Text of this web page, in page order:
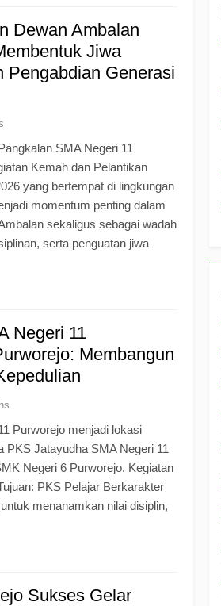
Dewan Ambalan
Jiwa
Pengabdian Generasi
SMA Negeri 11
Kemah dan Pelantikan
yang bertempat di lingkungan
momentum penting dalam
sekaligus sebagai wadah
serta penguatan jiwa
Negeri 11
Membangun
Purworejo menjadi lokasi
PKS Jatayudha SMA Negeri 11
Negeri 6 Purworejo. Kegiatan
PKS Pelajar Berkarakter
menanamkan nilai disiplin,
Sukses Gelar